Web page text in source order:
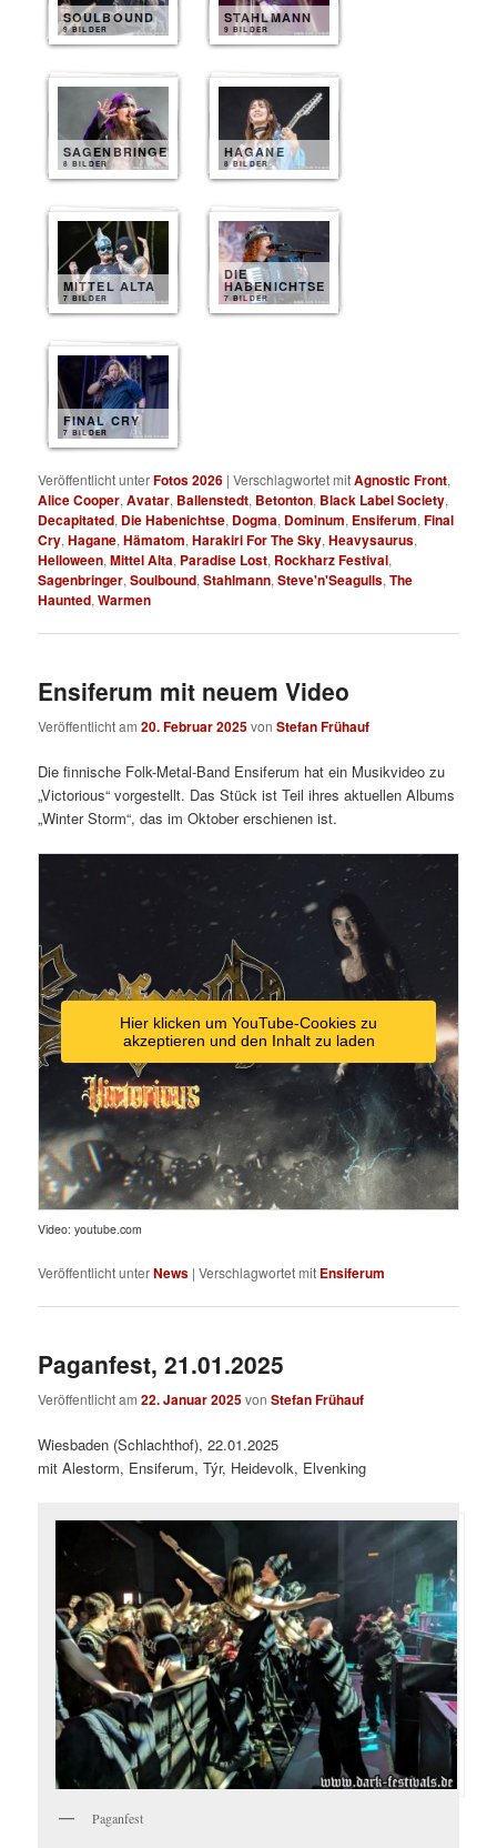
SOULBOUND
9 BILDER
STAHLMANN
9 BILDER
SAGENBRINGER
8 BILDER
HAGANE
8 BILDER
MITTEL ALTA
7 BILDER
DIE
HABENICHTSE
7 BILDER
FINAL CRY
7 BILDER
Veröffentlicht unterFotos 2026 |Verschlagwortet mitAgnostic Front,
Alice Cooper,Avatar, Ballenstedt, Betonton, Black Label Society,
Decapitated, Die Habenichtse, Dogma, Dominum, Ensiferum,Final
Cry,Hagane,Hämatom,Harakiri For The Sky,Heavysaurus,
Helloween,Mittel Alta, Paradise Lost, Rockharz Festival,
Sagenbringer,Soulbound,Stahlmann,Steve'n'Seagulls,The
Haunted,Warmen
Ensiferum mit neuem Video
Veröffentlicht am20. Februar 2025vonStefan Frühauf
Die finnische Folk-Metal-Band Ensiferum hat ein Musikvideo zu
„Victorious“ vorgestellt. Das Stück ist Teil ihres aktuellen Albums
„Winter Storm“, das im Oktober erschienen ist.
Hier klicken um YouTube-Cookies zu
akzeptieren und den Inhalt zu laden
Video: youtube.com
Veröffentlicht unterNews |Verschlagwortet mit Ensiferum
Paganfest, 21.01.2025
Veröffentlicht am22. Januar 2025vonStefan Frühauf
Wiesbaden (Schlachthof), 22.01.2025
mit Alestorm, Ensiferum, Týr, Heidevolk, Elvenking
Paganfest